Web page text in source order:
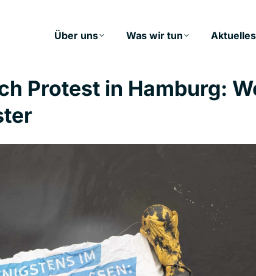
Über uns Was wir tun Aktuelles
Protest in Hamburg: